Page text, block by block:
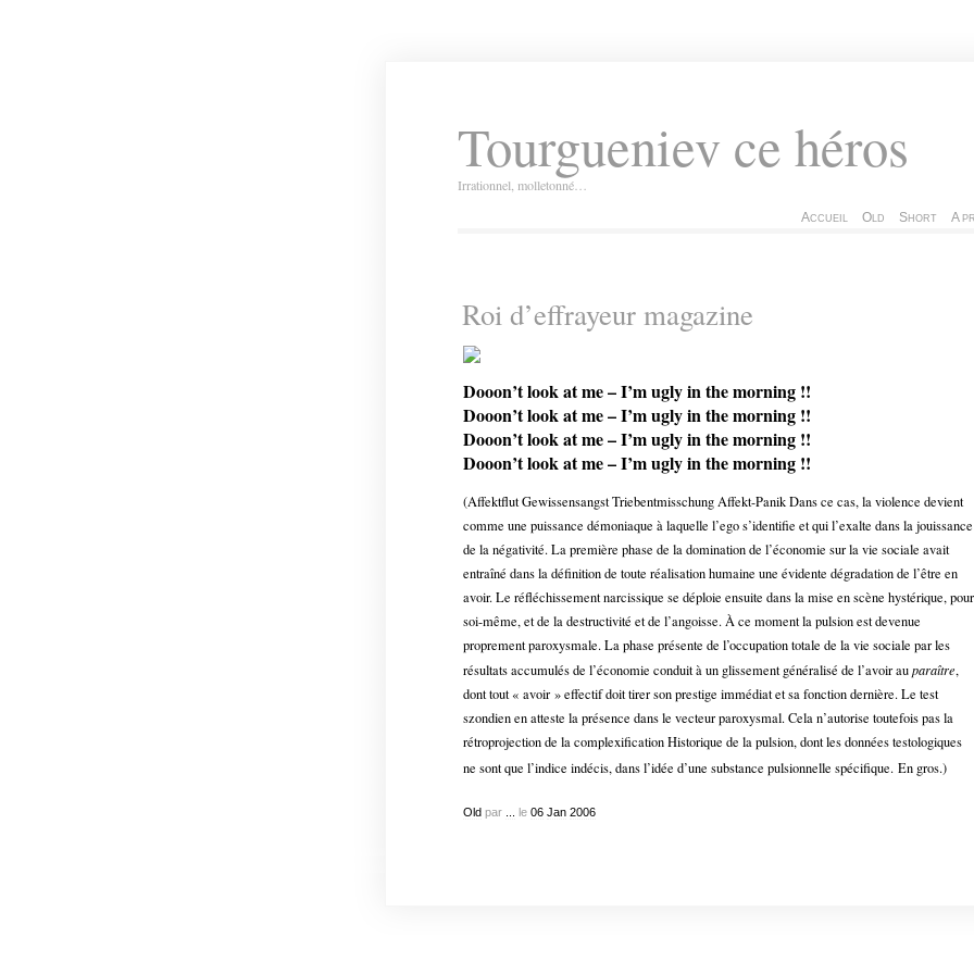
Tourgueniev ce héros
Irrationnel, molletonné…
Accueil Old Short A
Roi d’effrayeur magazine
Dooon’t look at me – I’m ugly in the morning !!
Dooon’t look at me – I’m ugly in the morning !!
Dooon’t look at me – I’m ugly in the morning !!
Dooon’t look at me – I’m ugly in the morning !!
(Affektflut Gewissensangst Triebentmisschung Affekt-Panik Dans ce cas, la violence devient
comme une puissance démoniaque à laquelle l’ego s’identifie et qui l’exalte dans la jouissance
de la négativité. La première phase de la domination de l’économie sur la vie sociale avait
entraîné dans la définition de toute réalisation humaine une évidente dégradation de l’être en
avoir. Le réfléchissement narcissique se déploie ensuite dans la mise en scène hystérique, pour
soi-même, et de la destructivité et de l’angoisse. À ce moment la pulsion est devenue
proprement paroxysmale. La phase présente de l’occupation totale de la vie sociale par les
résultats accumulés de l’économie conduit à un glissement généralisé de l’avoir auparaître,
dont tout « avoir » effectif doit tirer son prestige immédiat et sa fonction dernière. Le test
szondien en atteste la présence dans le vecteur paroxysmal. Cela n’autorise toutefois pas la
rétroprojection de la complexification Historique de la pulsion, dont les données testologiques
ne sont que l’indice indécis, dans l’idée d’une substance pulsionnelle spécifique. En gros.)
Oldpar le 06 Jan 2006